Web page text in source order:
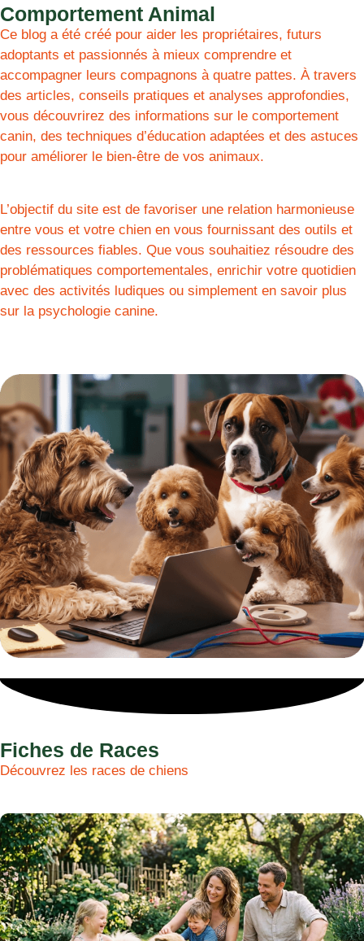
Comportement Animal
Ce blog a été créé pour aider les propriétaires, futurs
adoptants et passionnés à mieux comprendre et
accompagner leurs compagnons à quatre pattes. À travers
des articles, conseils pratiques et analyses approfondies,
vous découvrirez des informations sur le comportement
canin, des techniques d’éducation adaptées et des astuces
pour améliorer le bien-être de vos animaux.
L’objectif du site est de favoriser une relation harmonieuse
entre vous et votre chien en vous fournissant des outils et
des ressources fiables. Que vous souhaitiez résoudre des
problématiques comportementales, enrichir votre quotidien
avec des activités ludiques ou simplement en savoir plus
sur la psychologie canine.
Fiches de Races
Découvrez les races de chiens